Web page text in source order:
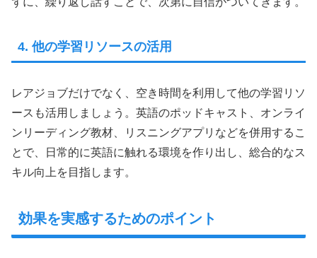
4. 他の学習リソースの活用
レアジョブだけでなく、空き時間を利用して他の学習リソ
ースも活用しましょう。英語のポッドキャスト、オンライ
ンリーディング教材、リスニングアプリなどを併用するこ
とで、日常的に英語に触れる環境を作り出し、総合的なス
キル向上を目指します。
効果を実感するためのポイント